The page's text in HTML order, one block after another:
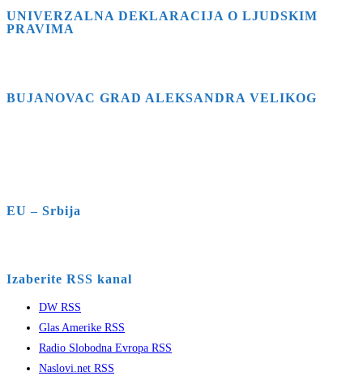
UNIVERZALNA DEKLARACIJA O LJUDSKIM
PRAVIMA
BUJANOVAC GRAD ALEKSANDRA VELIKOG
EU – Srbija
Izaberite RSS kanal
DW RSS
Glas Amerike RSS
Radio Slobodna Evropa RSS
Naslovi.net RSS